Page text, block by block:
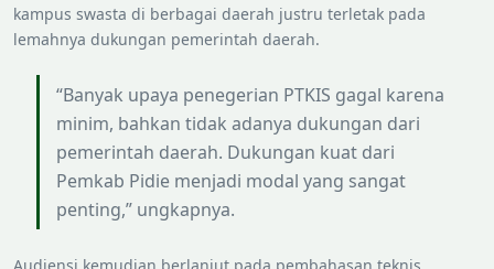
kampus swasta di berbagai daerah justru terletak pada
lemahnya dukungan pemerintah daerah.
“Banyak upaya penegerian PTKIS gagal karena
minim, bahkan tidak adanya dukungan dari
pemerintah daerah. Dukungan kuat dari
Pemkab Pidie menjadi modal yang sangat
penting,” ungkapnya.
Audiensi kemudian berlanjut pada pembahasan teknis